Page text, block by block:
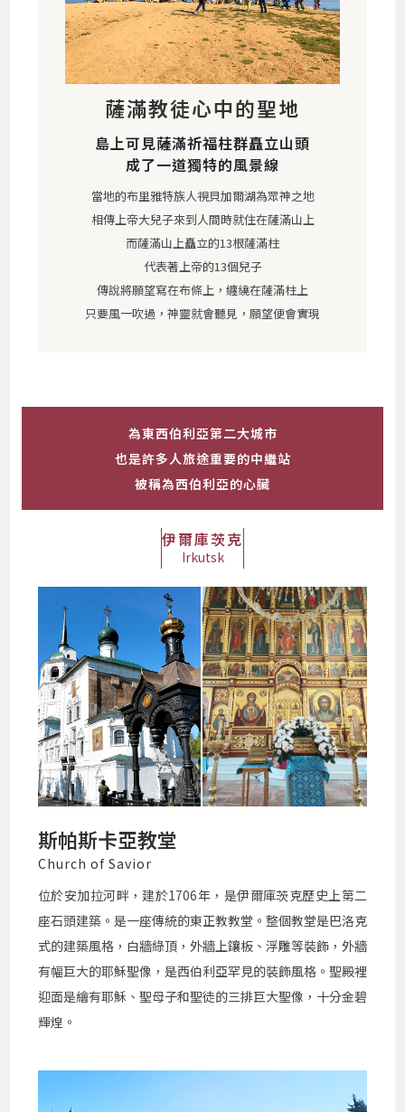
薩滿教徒心中的聖地
島上可見薩滿祈福柱群矗立山頭
成了一道獨特的風景線
當地的布里雅特族人視貝加爾湖為眾神之地
相傳上帝大兒子來到人間時就住在薩滿山上
而薩滿山上矗立的13根薩滿柱
代表著上帝的13個兒子
傳說將願望寫在布條上，纏繞在薩滿柱上
只要風一吹過，神靈就會聽見，願望便會實現
為東西伯利亞第二大城市
也是許多人旅途重要的中繼站
被稱為西伯利亞的心臟
伊爾庫茨克
Irkutsk
斯帕斯卡亞教堂
Church of Savior
位於安加拉河畔，建於1706年，是伊爾庫茨克歷史上第二
座石頭建築。是一座傳統的東正教教堂。整個教堂是巴洛克
式的建築風格，白牆綠頂，外牆上鑲板、浮雕等裝飾，外牆
有幅巨大的耶穌聖像，是西伯利亞罕見的裝飾風格。聖殿裡
迎面是繪有耶穌、聖母子和聖徒的三排巨大聖像，十分金碧
輝煌。